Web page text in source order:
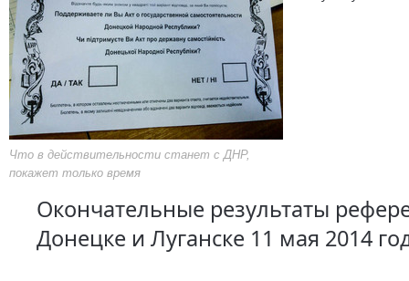
Что в действительности станет с ДНР,
покажет только время
Окончательные результаты
Донецке и Луганске 11 мая 2014